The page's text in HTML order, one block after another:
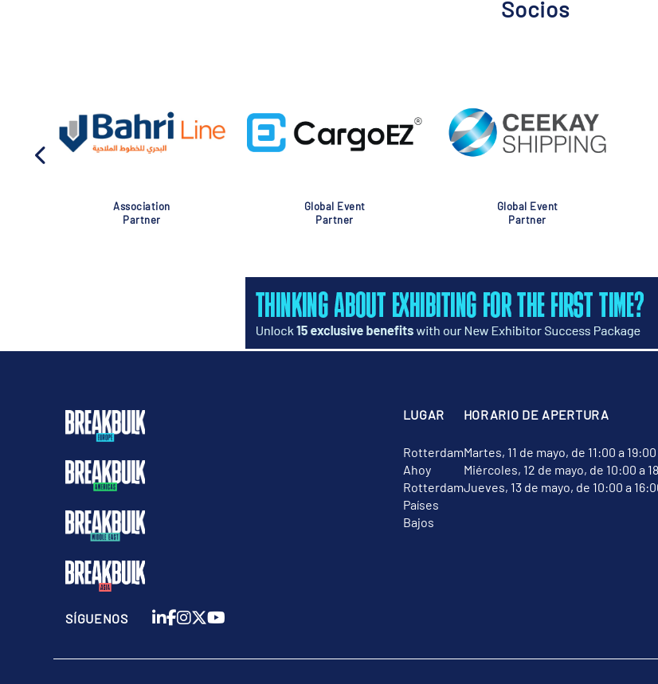
Socios
Association
Partner
Global Event
Partner
Global Event
Partner
LUGAR
Rotterdam
Ahoy
Rotterdam
Países
Bajos
HORARIO DE APERTURA
Martes, 11 de mayo, de 11:00 a 19:00
Miércoles, 12 de mayo, de 10:00 a
Jueves, 13 de mayo, de 10:00 a
SÍGUENOS